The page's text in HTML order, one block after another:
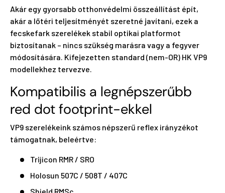
Akár egy gyorsabb otthonvédelmi összeállítást épít,
akár a lőtéri teljesítményét szeretné javítani, ezek a
fecskefark szerelékek stabil optikai platformot
biztosítanak – nincs szükség marásra vagy a fegyver
módosítására. Kifejezetten standard (nem-OR) HK VP9
modellekhez tervezve.
Kompatibilis a legnépszerűbb
red dot footprint-ekkel
VP9 szerelékeink számos népszerű reflex irányzékot
támogatnak, beleértve:
Trijicon RMR / SRO
Holosun 507C / 508T / 407C
Shield RMSc